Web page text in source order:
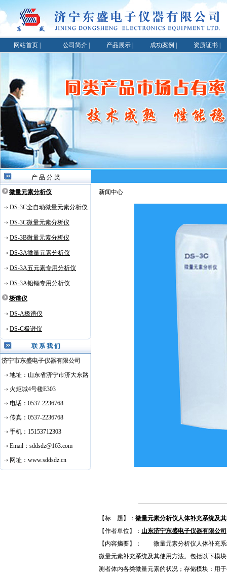
网站首页 公司简介| 产品展示| 成功案例 资质证书|
产 品 分 类
微量元素分析仪
DS-3C全自动微量元素分析仪
DS-3C微量元素分析仪
DS-3B微量元素分析仪
DS-3A微量元素分析仪
DS-3A五元素专用分析仪
DS-3A铅镉专用分析仪
极谱仪
DS-A极谱仪
DS-C极谱仪
联 系 我 们
济宁市东盛电子仪器有限公司
地址 ：山东省济宁市济大东路
火炬城4号楼E303
电话：0537-2236768
传真：0537-2236768
手机：15153712303
Email：sddsdz@163.com
网址：www.sddsdz.cn
新闻中心
【标 题】： 微量元素分析仪人体补充系统及
【作者单位】： 山东济宁东盛电子仪器有限公司
【内容摘要】： 微量元素分析仪人体补充
微量元素补充系统及其使用方法。包括以下模
测者体内各类微量元素的状况；存储模块：